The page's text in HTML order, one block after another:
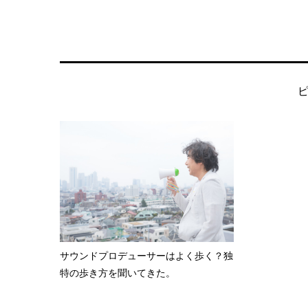
サウンドプロデューサーはよく歩く？独
特の歩き方を聞いてきた。